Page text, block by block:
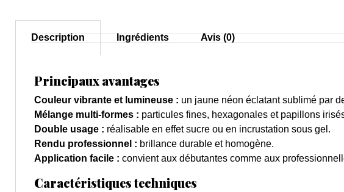
Description Ingrédients Avis (0)
Principaux avantages
Couleur vibrante et lumineuse : un jaune néon éclatant sublimé par
Mélange multi-formes : particules fines, hexagonales et papillons
Double usage : réalisable en effet sucre ou en incrustation sous gel.
Rendu professionnel : brillance durable et homogène.
Application facile : convient aux débutantes comme aux
Caractéristiques techniques